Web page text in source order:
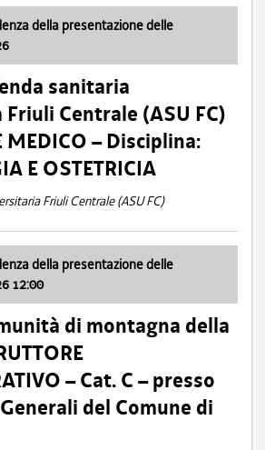
della presentazione delle
sanitaria
Centrale (ASU FC)
MEDICO – Disciplina:
E OSTETRICIA
Friuli Centrale (ASU FC)
della presentazione delle
12:00
di montagna della
– Cat. C – presso
del Comune di